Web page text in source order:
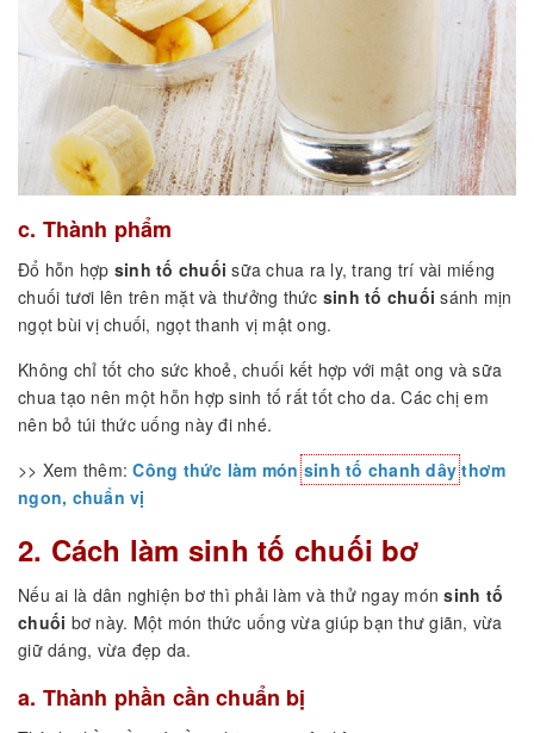
c. Thành phẩm
Đổ hỗn hợp sinh tố chuối sữa chua ra ly, trang trí vài miếng
chuối tươi lên trên mặt và thưởng thức sinh tố chuối sánh mịn
ngọt bùi vị chuối, ngọt thanh vị mật ong.
Không chỉ tốt cho sức khoẻ, chuối kết hợp với mật ong và sữa
chua tạo nên một hỗn hợp sinh tố rất tốt cho da. Các chị em
nên bỏ túi thức uống này đi nhé.
>> Xem thêm:Công thức làm mónsinh tố chanh dâythơm
ngon, chuẩn vị
2. Cách làm sinh tố chuối bơ
Nếu ai là dân nghiện bơ thì phải làm và thử ngay mónsinh tố
chuối bơ này. Một món thức uống vừa giúp bạn thư giãn, vừa
giữ dáng, vừa đẹp da.
a. Thành phần cần chuẩn bị